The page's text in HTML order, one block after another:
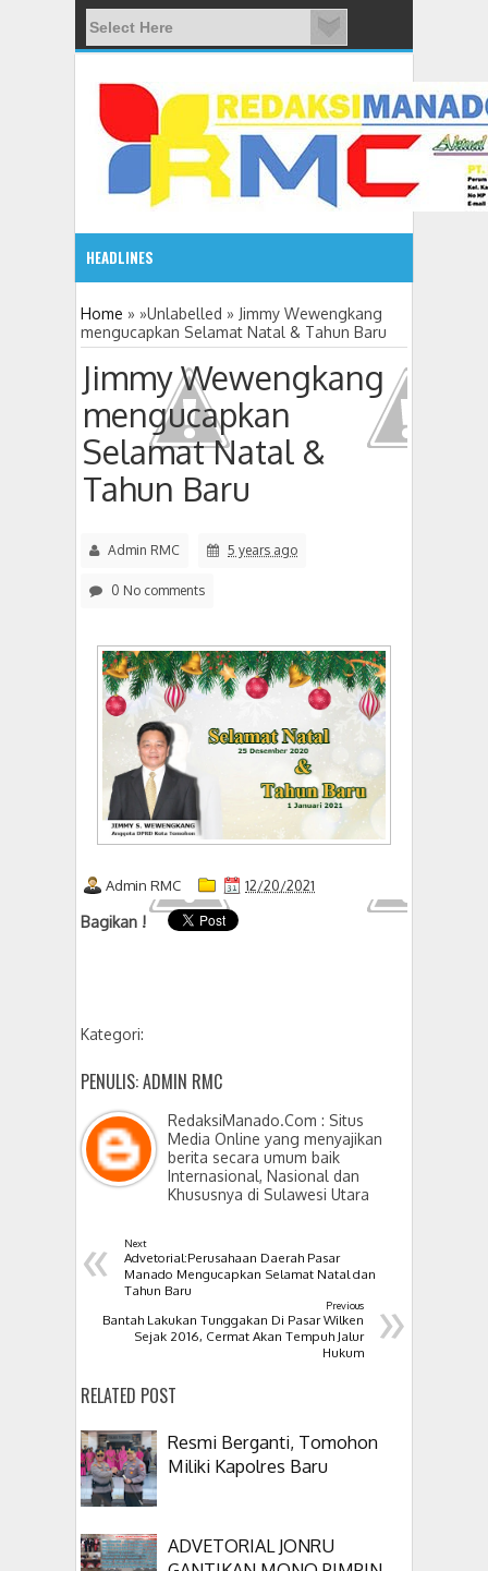
HEADLINES
08:03 AM
Home » »Unlabelled » Jimmy Wewengkang
mengucapkan Selamat Natal & Tahun Baru
Jimmy Wewengkang
mengucapkan
Selamat Natal &
Tahun Baru
Admin RMC 5 years ago
0 No comments
Admin RMC 12/20/2021
Bagikan !
Kategori:
PENULIS: ADMIN RMC
RedaksiManado.Com : Situs
Media Online yang menyajikan
berita secara umum baik
Internasional, Nasional dan
Khususnya di Sulawesi Utara
« Next
Advetorial:Perusahaan Daerah Pasar
Manado Mengucapkan Selamat Natal dan
Tahun Baru
»
Previous
Bantah Lakukan Tunggakan Di Pasar Wilken
Sejak 2016, Cermat Akan Tempuh Jalur
Hukum
RELATED POST
Resmi Berganti, Tomohon
Miliki Kapolres Baru
ADVETORIAL JONRU